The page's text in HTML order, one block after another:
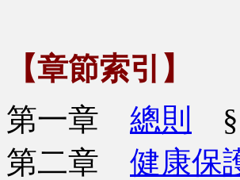
【章節索引】
第一章 總則
第二章 健康保